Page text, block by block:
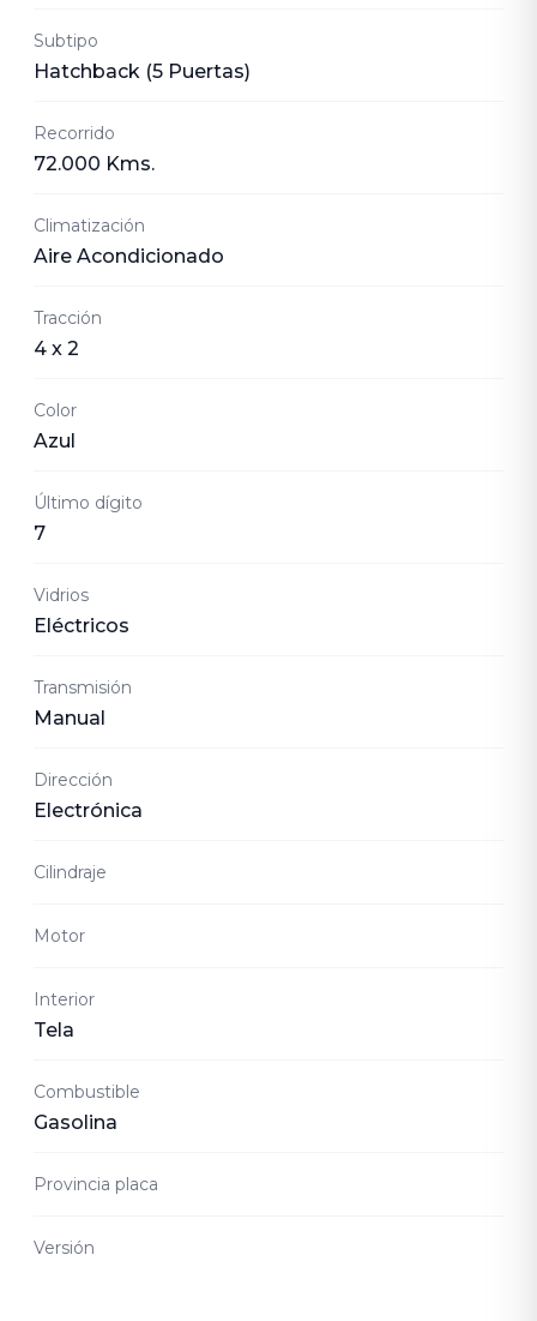
Subtipo
Hatchback (5 Puertas)
Recorrido
72.000 Kms.
Climatización
Aire Acondicionado
Tracción
4 x 2
Color
Azul
Último dígito
7
Vidrios
Eléctricos
Transmisión
Manual
Dirección
Electrónica
Cilindraje
Motor
Interior
Tela
Combustible
Gasolina
Provincia placa
Versión